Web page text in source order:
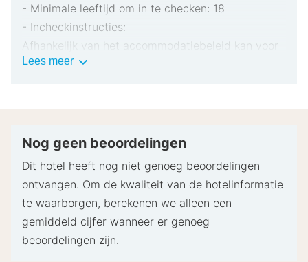
- Minimale leeftijd om in te checken: 18
- Incheckinstructies:
Afhankelijk van het accommodatiebeleid kan voor
extra personen een toeslag in rekening worden
pinpas of borgsom in contanten te verstrekken
Speciale verzoeken worden onder voorbehoud van
beschikbaarheid bij het inchecken ingewilligd.
Hiervoor kunnen extra kosten in rekening worden
gebracht. Speciale verzoeken kunnen niet worden
gegarandeerd.
Lees meerBelangrijke
Nog geen beoordelingen
Dit hotel heeft nog niet genoeg beoordelingen
ontvangen. Om de kwaliteit van de hotelinformatie
te waarborgen, berekenen we alleen een
gemiddeld cijfer wanneer er genoeg
beoordelingen zijn.